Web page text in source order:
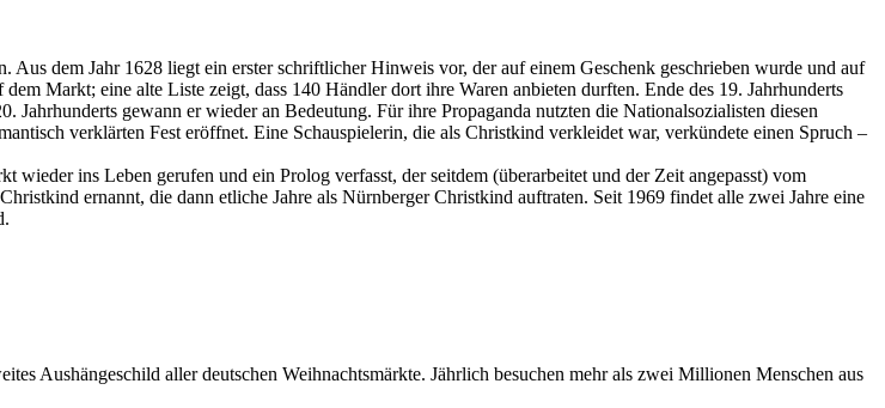
dem Jahr 1628 liegt ein erster schriftlicher Hinweis vor, der auf einem Geschenk geschrieben wurde und auf
Markt; eine alte Liste zeigt, dass 140 Händler dort ihre Waren anbieten durften. Ende des 19. Jahrhunderts
Jahrhunderts gewann er wieder an Bedeutung. Für ihre Propaganda nutzten die Nationalsozialisten diesen
verklärten Fest eröffnet. Eine Schauspielerin, die als Christkind verkleidet war, verkündete einen Spruch –
ins Leben gerufen und ein Prolog verfasst, der seitdem (überarbeitet und der Zeit angepasst) vom
ernannt, die dann etliche Jahre als Nürnberger Christkind auftraten. Seit 1969 findet alle zwei Jahre eine
Aushängeschild aller deutschen Weihnachtsmärkte. Jährlich besuchen mehr als zwei Millionen Menschen aus